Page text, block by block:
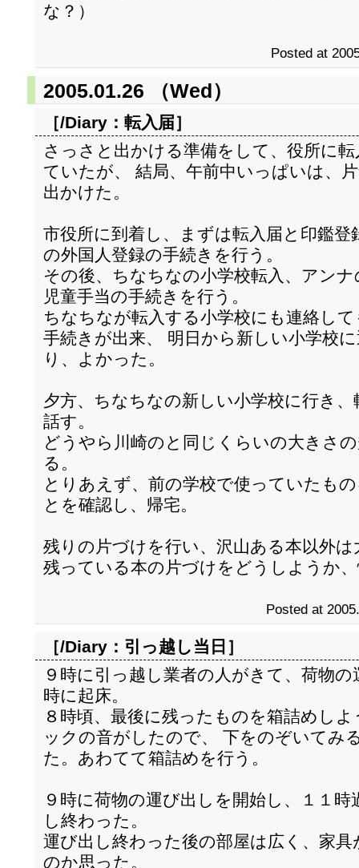
な？）
Posted at
2005.01.26 （Wed）
［/Diary： 転入届］
さっさと出かける準備をして、役所に
ていたが、 結局、午前中いっぱいは、
出かけた。
市役所に到着し、まずは転入届と印鑑
の外国人登録の手続きを行う。
その後、ちなちなの小学校転入、アン
児童手当の手続きを行う。
ちなちなが転入する小学校にも連絡し
手続きが出来、 明日から新しい小学校
り、よかった。
夕方、ちなちなの新しい小学校に行き
話す。
どうやら川崎のと同じくらいの大きさ
る。
とりあえず、前の学校で使っていたも
とを確認し、帰宅。
残りの片づけを行い、沢山ある本以外
残っている本の片づけをどうしようか
Posted at
［/Diary： 引っ越し当日 ］
９時に引っ越し業者の人がきて、荷物
時に起床。
８時頃、最後に残ったものを箱詰めし
ックの音がしたので、 下をのぞいてみ
た。あわてて箱詰めを行う。
９時に荷物の運び出しを開始し、１１
し終わった。
運び出し終わった後の部屋は広く、家
のか思った。